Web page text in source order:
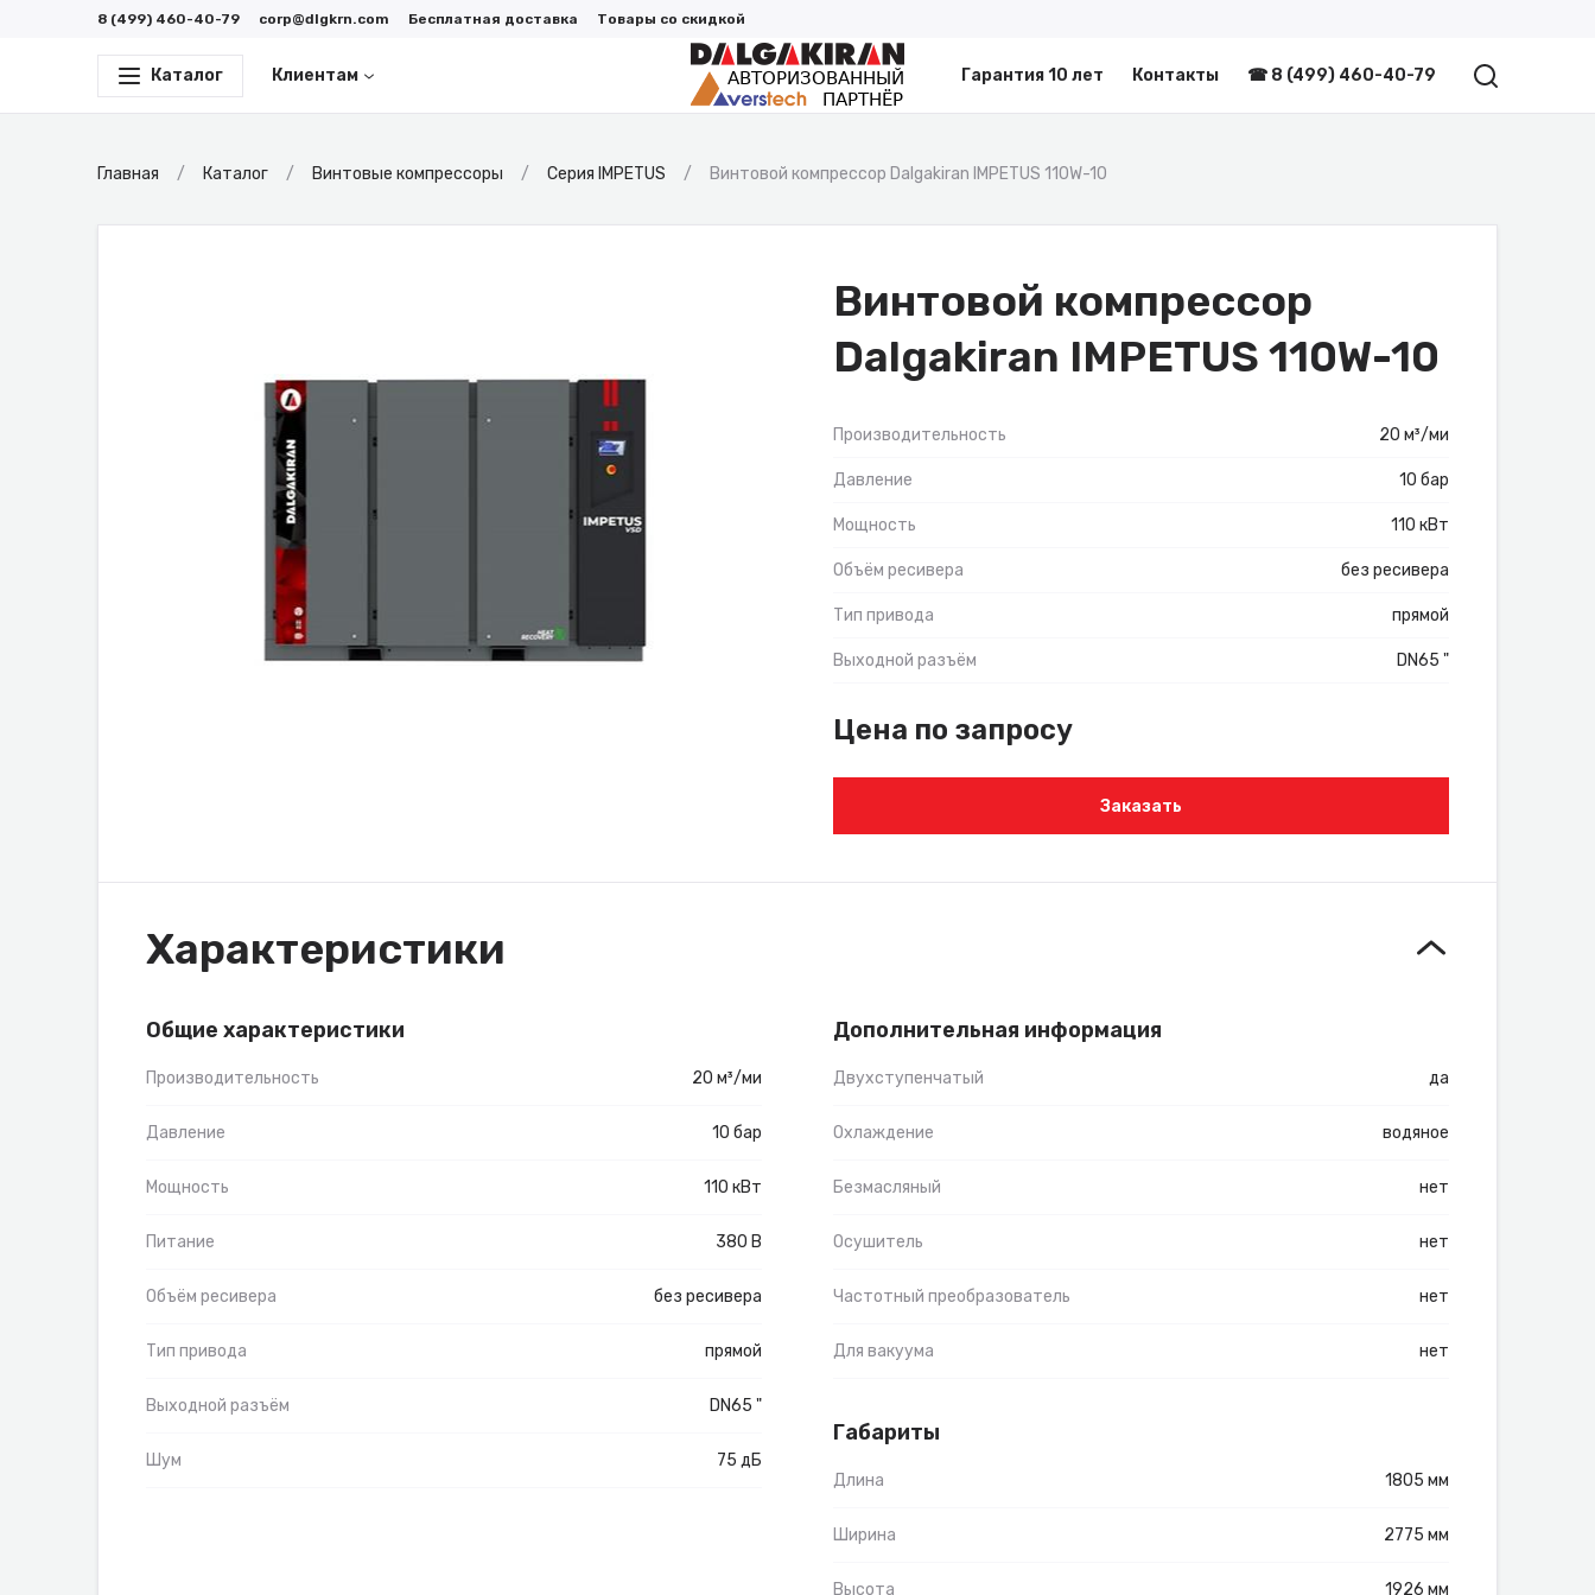
8 (499) 460-40-79 corp@dlgkrn.com Бесплатная доставка Товары со скидкой
Каталог Клиентам Гарантия 10 лет Контакты ☎ 8 (499) 460-40-79
Главная Каталог Винтовые компрессоры Серия IMPETUS Винтовой компрессор Dalgakiran IMPETUS 110W-10
Винтовой компрессор
Dalgakiran IMPETUS 110W-10
Производительность 20 м³/ми
Давление 10 бар
Мощность 110 кВт
Объём ресивера без ресивера
Тип привода прямой
Выходной разъём DN65 "
Цена по запросу
Заказать
Характеристики
Общие характеристики
Производительность 20 м³/ми
Давление 10 бар
Мощность 110 кВт
Питание 380 В
Объём ресивера без ресивера
Тип привода прямой
Выходной разъём DN65 "
Шум 75 дБ
Дополнительная информация
Двухступенчатый да
Охлаждение водяное
Безмасляный нет
Осушитель нет
Частотный преобразователь нет
Для вакуума нет
Габариты
Длина 1805 мм
Ширина 2775 мм
Высота 1926 мм